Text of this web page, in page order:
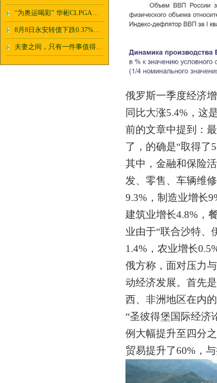
“为奥运喝彩” 华彬CLPGA中国女子精英赛6月开赛
8月8日永安转债下跌0.37%，转股溢价率41.04%
夫妻之间，只有一件事值得计较
俄罗斯一季度经济
同比大涨5.4%，这
前的文章中提到：
了，的确是“取得了
其中，金融和保险
发、零售、车辆维
9.3%，制造业增长
建筑业增长4.8%，
业由于“联合沙特、
1.4%，农业增长
俄方称，面对压力
动经济发展。首先
西、非洲地区在内
“圣彼得堡国际经济
例大幅提升至四分
贸易提升了60%，